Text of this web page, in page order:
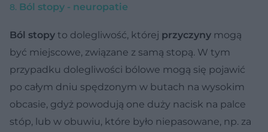
Ból stopy - neuropatie
Ból stopy to dolegliwość, której przyczyny mogą
być miejscowe, związane z samą stopą. W tym
przypadku dolegliwości bólowe mogą się pojawić
po całym dniu spędzonym w butach na wysokim
obcasie, gdyż powodują one duży nacisk na palce
stóp, lub w obuwiu, które było niepasowane, np. za